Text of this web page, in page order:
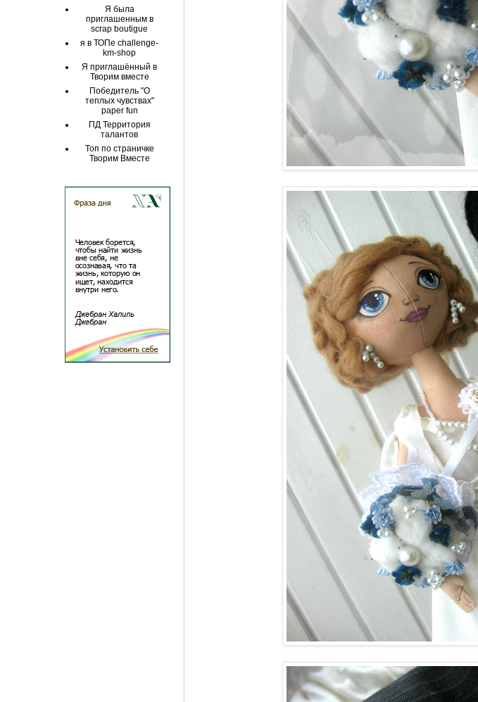
Я была
приглашенным в
scrap boutigue
я в ТОПе challenge-
km-shop
Я приглашённый в
Творим вместе
Победитель "О
теплых чувствах"
paper fun
ПД Территория
талантов
Топ по страничке
Творим Вместе